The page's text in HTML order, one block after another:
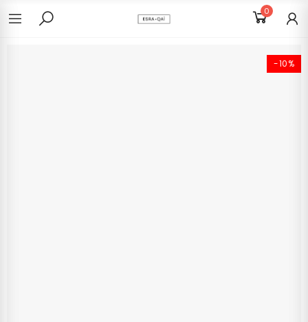
0
-10%